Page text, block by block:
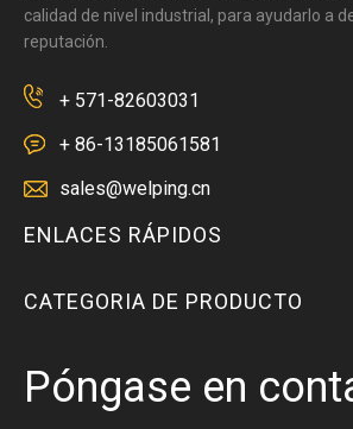
calidad de nivel industrial, para ayudarlo a
reputación.
+ 571-82603031
+ 86-13185061581
sales@welping.cn
ENLACES RÁPIDOS
CATEGORIA DE PRODUCTO
Póngase en